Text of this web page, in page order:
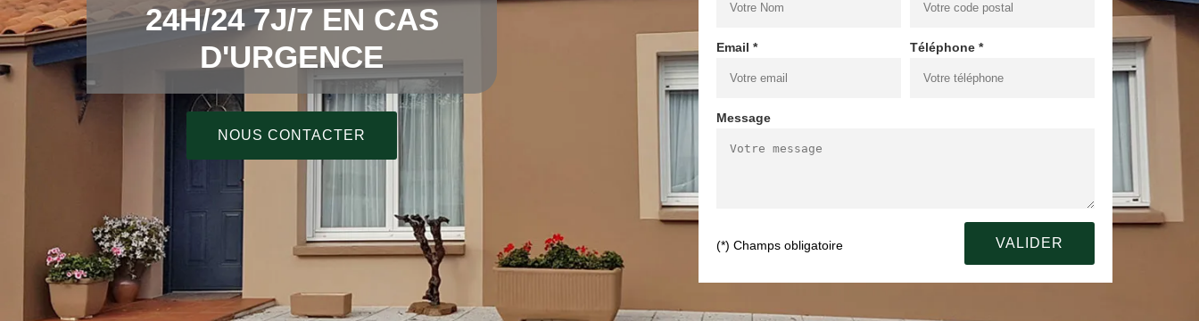
24H/24 7J/7 EN CAS
D'URGENCE
NOUS CONTACTER
Email * Téléphone *
Message
(*) Champs obligatoire